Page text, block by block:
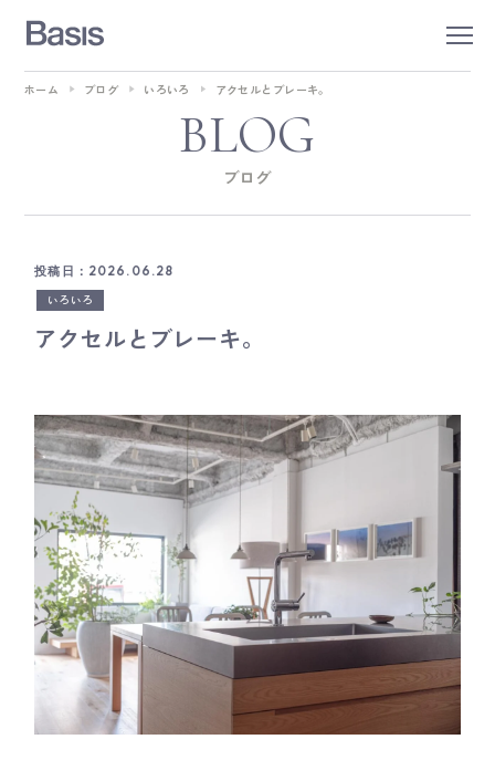
BLOG
ブログ
ホーム ブログ いろいろ アクセルとブレーキ。
投稿日：2026.06.28
いろいろ
アクセルとブレーキ。